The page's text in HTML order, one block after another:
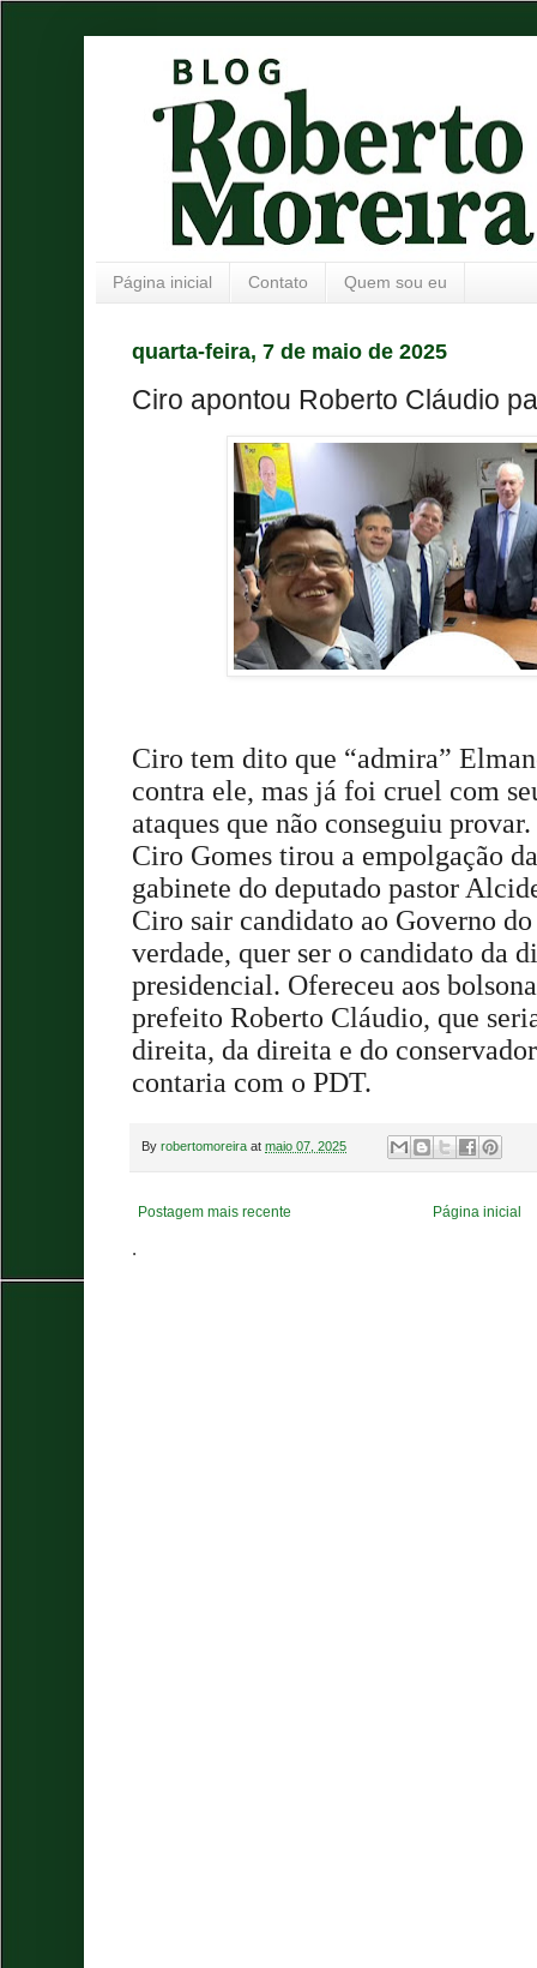
Página inicial Contato Quem sou eu
quarta-feira, 7 de maio de 2025
Ciro apontou Roberto Cláudio
Ciro tem dito que “admira”
contra ele, mas já foi cruel com
ataques que não conseguiu
Ciro Gomes tirou a empolgação
gabinete do deputado pastor
Ciro sair candidato ao Governo
verdade, quer ser o candidato da
presidencial. Ofereceu aos
prefeito Roberto Cláudio, que
direita, da direita e do
contaria com o PDT.
By robertomoreira at maio 07, 2025
Postagem mais recente Página inicial
.